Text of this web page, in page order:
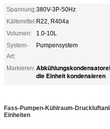
Spannung:380V-3P-50Hz
Kältemittel:R22, R404a
Volumen:
1.0-10L
System-
Art:
Pumpensystem
Markieren:
die Einheit kondensieren
Fass-Pumpen-Kühlraum-
Einheiten